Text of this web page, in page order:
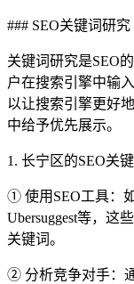
### SEO关键词研究
关键词研究是SEO
户在搜索引擎中输
以让搜索引擎更好
中给予优先展示。
1. 长宁区的SEO关
① 使用SEO工具：如
Ubersuggest等，这
关键词。
② 分析竞争对手：